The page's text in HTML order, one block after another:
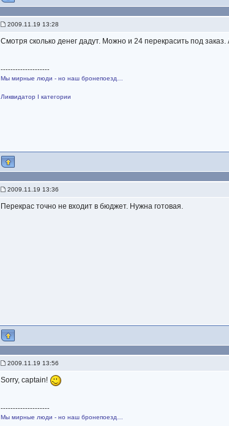
2009.11.19 13:28
Смотря сколько денег дадут. Можно и 24 перекрасить под
--------------------
Мы мирные люди - но наш бронепоезд…
Ликвидатор I категории
2009.11.19 13:36
Перекрас точно не входит в бюджет. Нужна готовая.
2009.11.19 13:56
Sorry, captain!
--------------------
Мы мирные люди - но наш бронепоезд…